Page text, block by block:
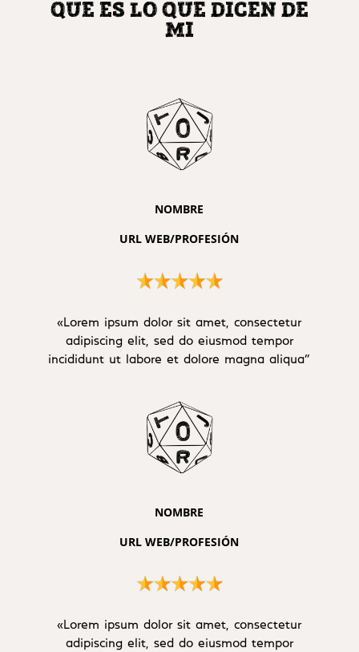
QUE ES LO QUE DICEN DE
MI
NOMBRE
URL WEB/PROFESIÓN
«Lorem ipsum dolor sit amet, consectetur
adipiscing elit, sed do eiusmod tempor
incididunt ut labore et dolore magna aliqua”
NOMBRE
URL WEB/PROFESIÓN
«Lorem ipsum dolor sit amet, consectetur
adipiscing elit, sed do eiusmod tempor